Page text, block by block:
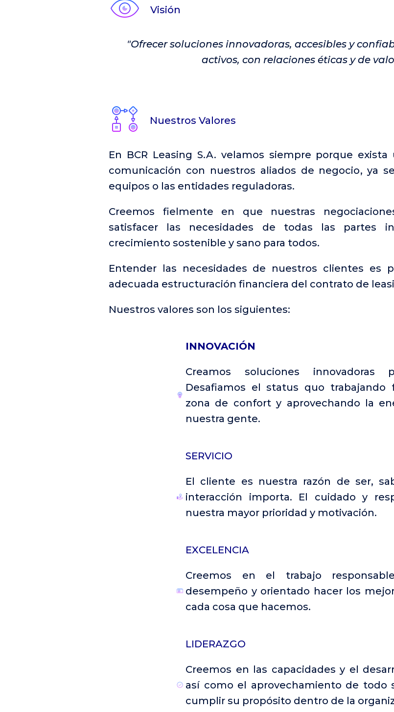
Visión
"Ofrecer soluciones innovadoras, accesibles y
activos, con relaciones éticas y de
Nuestros Valores
En BCR Leasing S.A. velamos siempre porque
comunicación con nuestros aliados de negocio, ya
equipos o las entidades reguladoras.
Creemos fielmente en que nuestras
satisfacer las necesidades de todas las partes
crecimiento sostenible y sano para todos.
Entender las necesidades de nuestros clientes es
adecuada estructuración financiera del contrato de
Nuestros valores son los siguientes:
INNOVACIÓN
Creamos soluciones
Desafiamos el status quo trabajando
zona de confort y aprovechando la
nuestra gente.
SERVICIO
El cliente es nuestra razón de ser,
interacción importa. El cuidado y
nuestra mayor prioridad y motivación.
EXCELENCIA
Creemos en el trabajo
desempeño y orientado hacer los
cada cosa que hacemos.
LIDERAZGO
Creemos en las capacidades y el
así como el aprovechamiento de todo
cumplir su propósito dentro de la